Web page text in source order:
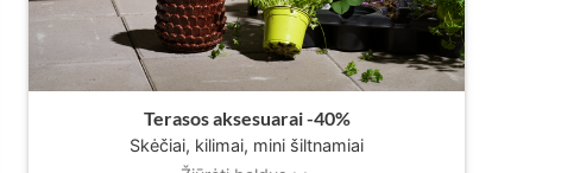
Terasos aksesuarai -40%
Skėčiai, kilimai, mini šiltnamiai